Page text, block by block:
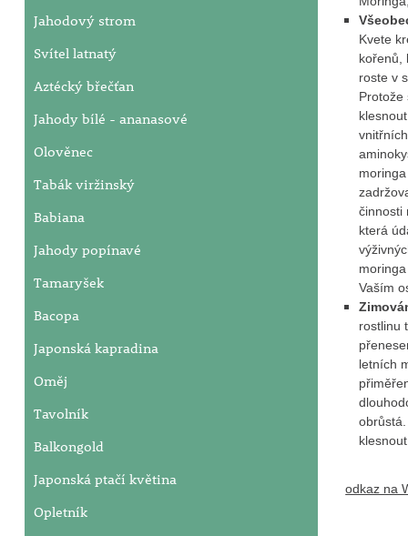
Jahodový strom
Svítel latnatý
Aztécký břečťan
Jahody bílé - ananasové
Olověnec
Tabák viržinský
Babiana
Jahody popínavé
Tamaryšek
Bacopa
Japonská kapradina
Oměj
Tavolník
Balkongold
Japonská ptačí květina
Opletník
Kvete
kořenů,
roste v
Protože
činnosti
která
Vaším
rostlinu
letních
odkaz na